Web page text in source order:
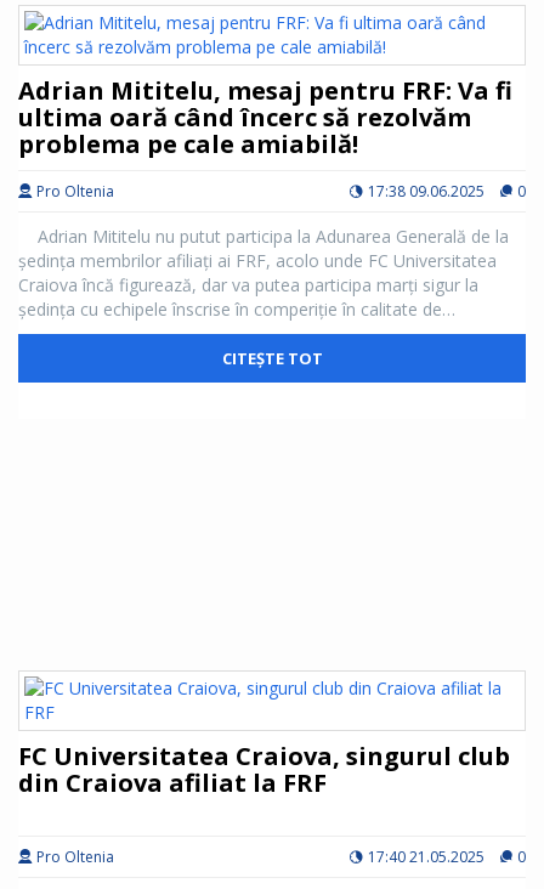
Adrian Mititelu, mesaj pentru FRF: Va fi
ultima oară când încerc să rezolvăm
problema pe cale amiabilă!
Pro Oltenia 17:38 09.06.2025 0
Adrian Mititelu nu putut participa la Adunarea Generală de la
ședința membrilor afiliați ai FRF, acolo unde FC Universitatea
Craiova încă figurează, dar va putea participa marți sigur la
ședința cu echipele înscrise în comperiție în calitate de
reprezentat la lui FCU 1948 Craiova.
CITEȘTE TOT
FC Universitatea Craiova, singurul club
din Craiova afiliat la FRF
Pro Oltenia 17:40 21.05.2025 0